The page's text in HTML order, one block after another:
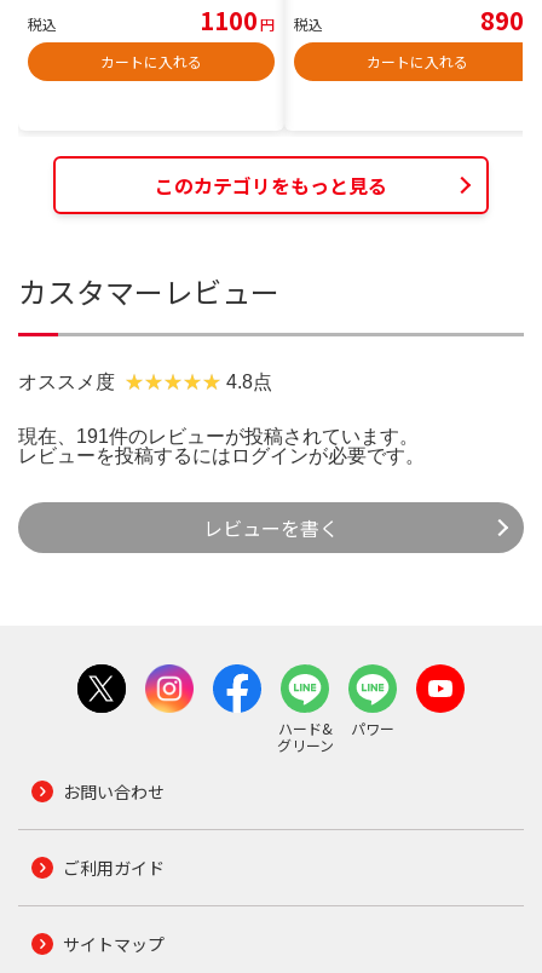
税込 1100円
カートに入れる
税込 890
カートに入れる
このカテゴリをもっと見る
カスタマーレビュー
オススメ度 4.8点
現在、191件のレビューが投稿されています。
レビューを投稿するには ログインが必要です。
レビューを書く
ハード&
グリーン
パワー
お問い合わせ
ご利用ガイド
サイトマップ